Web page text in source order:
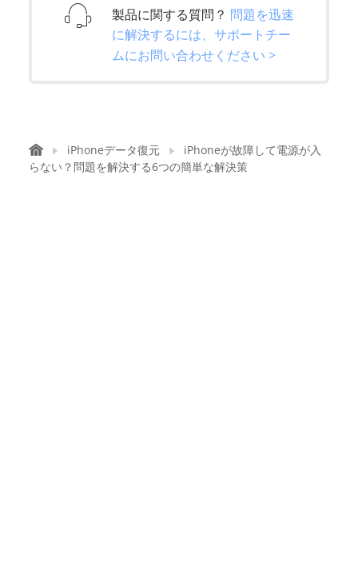
製品に関する質問？ 問題を迅速
に解決するには、サポートチー
ムにお問い合わせください >
iPhoneデータ復元
iPhoneが故障して電源が入
らない？問題を解決する6つの簡単な解決策